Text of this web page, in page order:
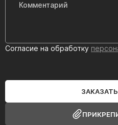
Согласие на обработку